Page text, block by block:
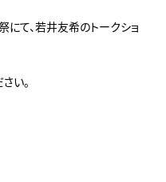
にて、若井友希のトークショ
い。